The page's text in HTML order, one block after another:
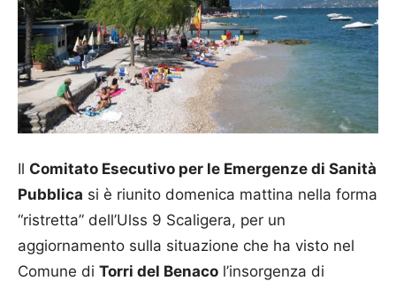
Il Comitato Esecutivo per le Emergenze di Sanità
Pubblica si è riunito domenica mattina nella forma
“ristretta” dell’Ulss 9 Scaligera, per un
aggiornamento sulla situazione che ha visto nel
Comune di Torri del Benaco l’insorgenza di